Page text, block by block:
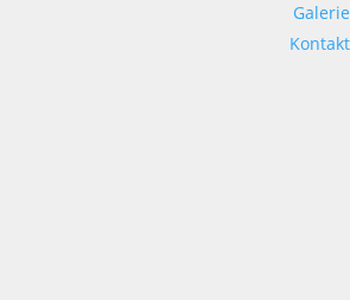
Galerie
Kontakt